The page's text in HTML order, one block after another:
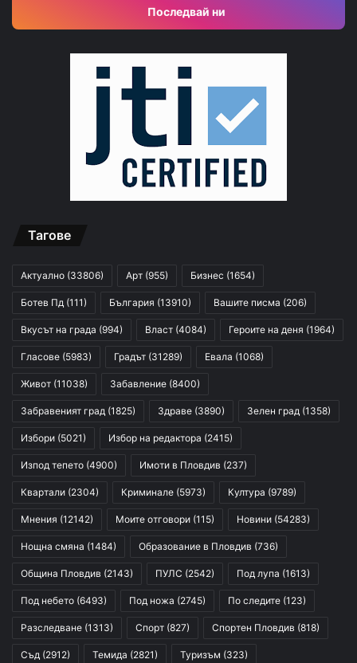
Последвай ни
Тагове
Актуално (33806) Арт (955) Бизнес (1654)
Ботев Пд (111) България (13910) Вашите писма (206)
Вкусът на града (994) Власт (4084) Героите на деня (1964)
Гласове (5983) Градът (31289) Евала (1068)
Живот (11038) Забавление (8400)
Забравеният град (1825) Здраве (3890) Зелен град (1358)
Избори (5021) Избор на редактора (2415)
Изпод тепето (4900) Имоти в Пловдив (237)
Квартали (2304) Криминале (5973) Култура (9789)
Мнения (12142) Моите отговори (115) Новини (54283)
Нощна смяна (1484) Образование в Пловдив (736)
Община Пловдив (2143) ПУЛС (2542) Под лупа (1613)
Под небето (6493) Под ножа (2745) По следите (123)
Разследване (1313) Спорт (827) Спортен Пловдив (818)
Съд (2912) Темида (2821) Туризъм (323)